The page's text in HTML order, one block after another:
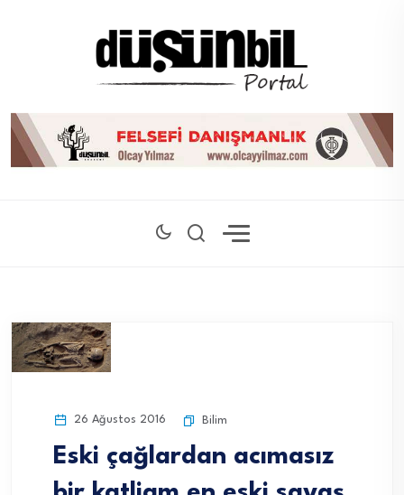
26 Ağustos 2016 Bilim
Eski çağlardan acımasız